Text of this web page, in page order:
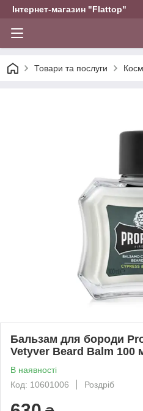
Інтернет-магазин "Flattop"
Товари та послуги
Бальзам для бороди
Vetyver Beard Balm 100
В наявності
Код: 10601006
Роздріб